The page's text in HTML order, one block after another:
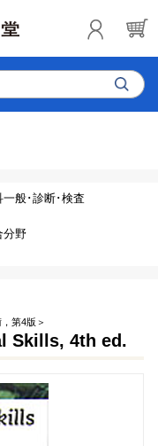
一般･診断･検査
分野
第4版＞
Skills, 4th ed.